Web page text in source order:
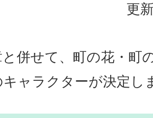
更
併せて、町の花・町
ャラクターが決定し